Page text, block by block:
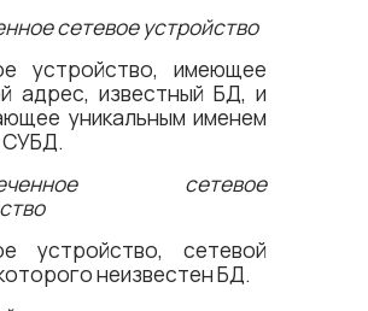
сетевое устройство
устройство, имеющее
адрес, известный БД, и
уникальным именем
СУБД.
сетевое
устройство, сетевой
неизвестен БД.